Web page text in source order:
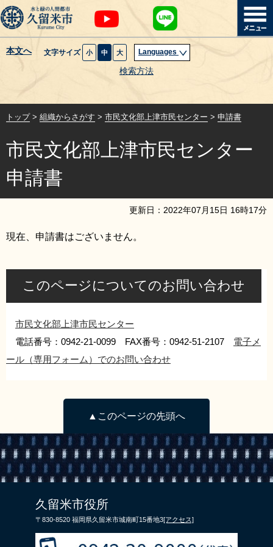
本文へ 文字サイズ 小 中 大 Languages
検索方法
暮らし・届出
健康・医療・福祉
観光魅力・イベント
計画・政策
リンク集 利用ガイド
サイトについて
トップ> 組織からさがす > 市民文化部上津市民センター > 申請書
市民文化部上津市民センター
申請書
更新日： 2022年07 月 15日 16時17分
現在、申請書はございません。
このページについてのお問い合わせ
市民文化部上津市民センター
電話番号：0942-21-0099 FAX番号：0942-51-2107 電子メ
ール（専用フォーム）でのお問い合わせ
▲このページの先頭へ
久留米市役所
〒830-8520 福岡県久留米市城南町15番地3[アクセス]